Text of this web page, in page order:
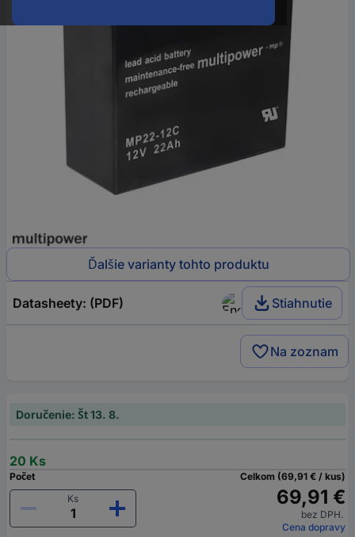
Ďalšie varianty tohto produktu
Datasheety: (PDF) Stiahnutie
Na zoznam
Doručenie: Št 13. 8.
20 Ks
Počet
Ks
Celkom (69,91 € / kus)
69,91 €
bez DPH.
Cena dopravy